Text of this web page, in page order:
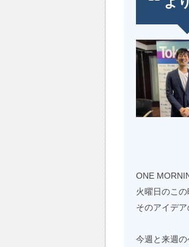
ONE
火曜日のこ
そのアイデ
今週と来週